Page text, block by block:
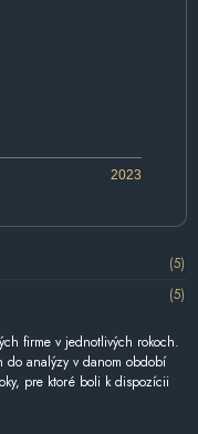
2023
(5)
(5)
firme v jednotlivých rokoch.
do analýzy v danom období
pre ktoré boli k dispozícii